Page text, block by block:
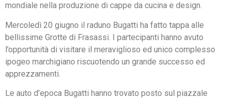
mondiale nella produzione di cappe da cucina e design.
Mercoledì 20 giugno il raduno Bugatti ha fatto tappa alle
bellissime Grotte di Frasassi. I partecipanti hanno avuto
l’opportunità di visitare il meraviglioso ed unico complesso
ipogeo marchigiano riscuotendo un grande successo ed
apprezzamenti.
Le auto d’epoca Bugatti hanno trovato posto sul piazzale